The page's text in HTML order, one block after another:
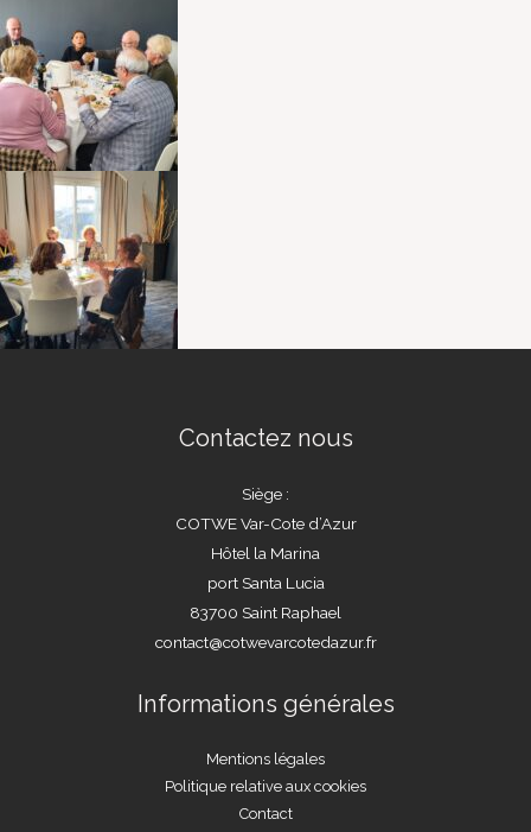
Contactez nous
Siège :
COTWE Var-Cote d’Azur
Hôtel la Marina
port Santa Lucia
83700 Saint Raphael
contact@cotwevarcotedazur.fr
Informations générales
Mentions légales
Politique relative aux cookies
Contact